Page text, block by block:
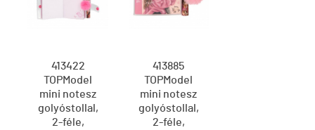
413422
TOPModel
mini notesz
golyóstollal,
2-féle,
413885
TOPModel
mini notesz
golyóstollal,
2-féle,